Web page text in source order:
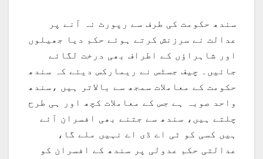
سندھ حکومت کی طرف سے رپورٹ نہ آنے پر
عدالت نے سرزنش کرتے ہوئے حکم دیا جھیلوں
اور شاہراؤں کے اطراف بھی درخت لگائے
جائیں۔ چیف جسٹس نے ریمارکس دیئے کہ سندھ
حکومت کے معاملات سمجھ سے بالاتر ہیں ،سندھ
واحد صوبہ ہے جس کے معاملات کچھ اور ہی طرح
چلتے ہیں، سندھ سے جتنے بھی افسران آئے
ہیں کسی کو ٹی اے ڈی اے نہیں ملے گا،
عدالتی حکم عدولی پر سندھ کے افسران کو